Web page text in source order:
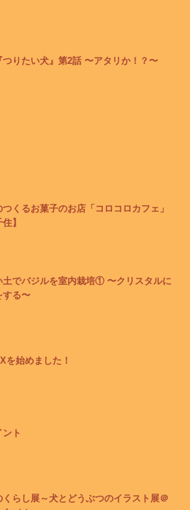
つりたい犬』第2話 〜アタリか！？〜
くるお菓子のお店「コロコロカフェ」
】
土でバジルを室内栽培① 〜クリスタルに
する〜
を始めました！
ト
くらし展～犬とどうぶつのイラスト展＠